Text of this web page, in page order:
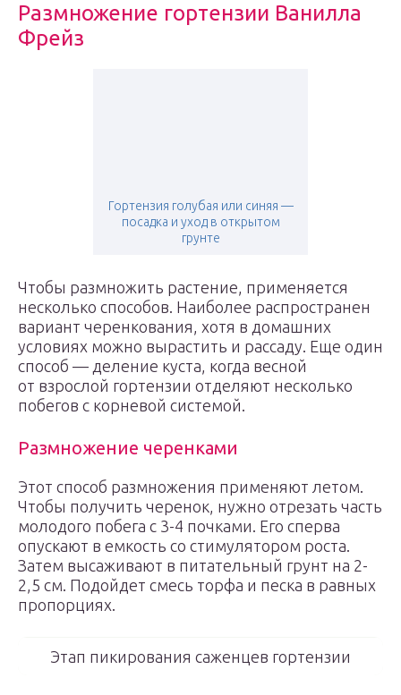
Размножение гортензии Ванилла
Фрейз
Гортензия голубая или синяя —
посадка и уход в открытом
грунте
Чтобы размножить растение, применяется
несколько способов. Наиболее распространен
вариант черенкования, хотя в домашних
условиях можно вырастить и рассаду. Еще один
способ — деление куста, когда весной
от взрослой гортензии отделяют несколько
побегов с корневой системой.
Размножение черенками
Этот способ размножения применяют летом.
Чтобы получить черенок, нужно отрезать часть
молодого побега с 3-4 почками. Его сперва
опускают в емкость со стимулятором роста.
Затем высаживают в питательный грунт на 2-
2,5 см. Подойдет смесь торфа и песка в равных
пропорциях.
Этап пикирования саженцев гортензии